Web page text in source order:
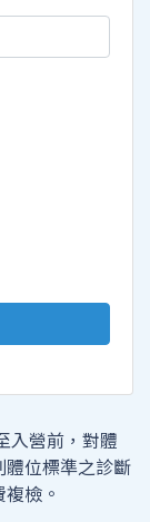
入營前，對體
位標準之診斷
檢。